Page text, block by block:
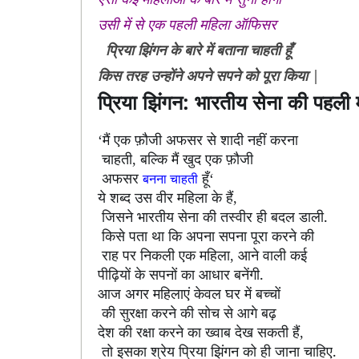
उसी में से एक पहली महिला ऑफिसर
प्रिया झिंगन के बारे में बताना चाहती हूँ
किस तरह उन्होंने अपने सपने को पूरा किया |
प्रिया झिंगन: भारतीय सेनाकी पहली
‘मैं एक फ़ौजी अफसर से शादी नहीं करना
चाहती,बल्कि मैं खुद एक फ़ौजी
अफसर बनना चाहती हूँ‘
ये शब्द उस वीर महिला के हैं,
जिसने भारतीय सेना की तस्वीर ही बदल डाली.
किसे पता था कि अपना सपना पूरा करने की
राह पर निकली एक महिला, आने वाली कई
पीढ़ियों के सपनों का आधार बनेंगी.
आज अगर महिलाएं केवल घर में बच्चों
की सुरक्षा करने की सोच से आगे बढ़
देश की रक्षा करने का ख्वाब देख सकती हैं,
तो इसका श्रेय प्रिया झिंगन को ही जाना चाहिए.